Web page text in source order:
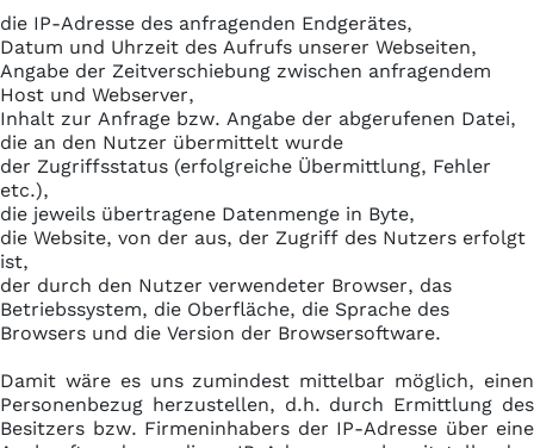
die IP-Adresse des anfragenden Endgerätes,
Datum und Uhrzeit des Aufrufs unserer Webseiten,
Angabe der Zeitverschiebung zwischen anfragendem
Host und Webserver,
Inhalt zur Anfrage bzw. Angabe der abgerufenen Datei,
die an den Nutzer übermittelt wurde
der Zugriffsstatus (erfolgreiche Übermittlung, Fehler
etc.),
die jeweils übertragene Datenmenge in Byte,
die Website, von der aus, der Zugriff des Nutzers erfolgt
ist,
der durch den Nutzer verwendeter Browser, das
Betriebssystem, die Oberfläche, die Sprache des
Browsers und die Version der Browsersoftware.
Damit wäre es uns zumindest mittelbar möglich, einen
Personenbezug herzustellen, d.h. durch Ermittlung des
Besitzers bzw. Firmeninhabers der IP-Adresse über eine